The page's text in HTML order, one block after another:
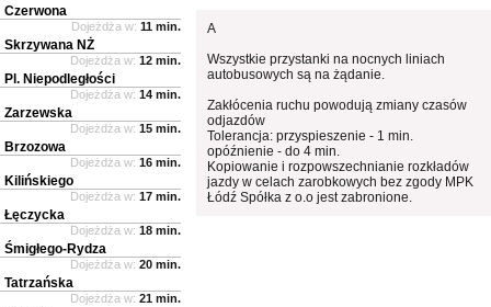
A
Wszystkie przystanki na nocnych liniach
autobusowych są na żądanie.
Zakłócenia ruchu powodują zmiany czasów
odjazdów
Tolerancja: przyspieszenie - 1 min.
opóźnienie - do 4 min.
Kopiowanie i rozpowszechnianie rozkładów
jazdy w celach zarobkowych bez zgody MPK
Łódź Spółka z o.o jest zabronione.
Czerwona
Dojeżdża w: 11 min.
Skrzywana NŻ
Dojeżdża w: 12 min.
Pl. Niepodległości
Dojeżdża w: 14 min.
Zarzewska
Dojeżdża w: 15 min.
Brzozowa
Dojeżdża w: 16 min.
Kilińskiego
Dojeżdża w: 17 min.
Łęczycka
Dojeżdża w: 18 min.
Śmigłego-Rydza
Dojeżdża w: 20 min.
Tatrzańska
Dojeżdża w: 21 min.